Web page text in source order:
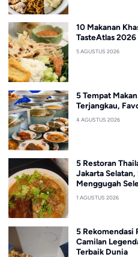
10 Makanan
TasteAtlas 2026
5 AGUSTUS 2026
5 Tempat
Terjangkau,
4 AGUSTUS 2026
5 Restoran
Jakarta
Menggugah
1 AGUSTUS 2026
5 Rekomendasi
Camilan
Terbaik Dunia